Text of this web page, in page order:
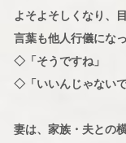
よそよそしくなり、
言葉も他人行儀にな
◇「そうですね」
◇「いいんじゃないで
妻は、家族・夫との